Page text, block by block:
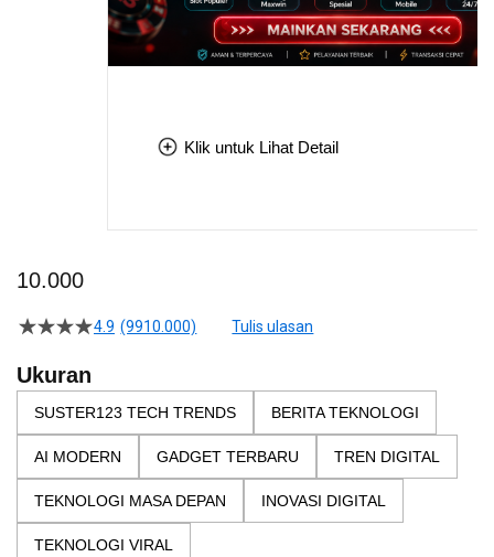
Klik untuk Lihat Detail
to
beginning
the
images
gallery
10.000
4.5
5
bintang,
nilai
rating
rata-
rata.
Read
13
Reviews.
Tautan
halaman
4.9 (9910.000) Tulis ulasan
Ukuran
SUSTER123 TECH TRENDS BERITA TEKNOLOGI
AI MODERN GADGET TERBARU TREN DIGITAL
TEKNOLOGI MASA DEPAN INOVASI DIGITAL
TEKNOLOGI VIRAL